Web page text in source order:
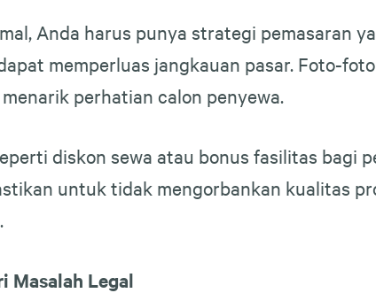
Anda harus punya strategi pemasaran
memperluas jangkauan pasar. Foto-
perhatian calon penyewa.
diskon sewa atau bonus fasilitas bagi
untuk tidak mengorbankan kualitas
Masalah Legal